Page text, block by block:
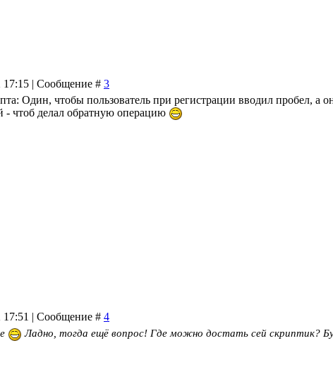
17:15 | Сообщение # 3
Один, чтобы пользователь при регистрации вводил пробел, а
- чтоб делал обратную операцию
17:51 | Сообщение # 4
Ладно, тогда ещё вопрос! Где можно достать сей скриптик?